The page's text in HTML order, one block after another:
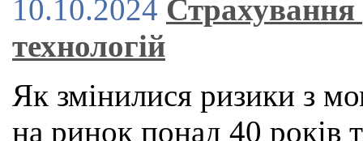
10.10.2024
технологій
Як змінилися ризики з
на ринок понад 40 років